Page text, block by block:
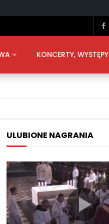
KONCERTY, WYSTĘPY
ULUBIONE NAGRANIA